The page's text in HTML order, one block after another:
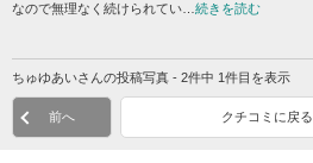
なので無理なく続けられてい… 続きを読む
ちゅゆあいさんの投稿写真 - 2件中 1件目を表示
前へ クチコミに戻る